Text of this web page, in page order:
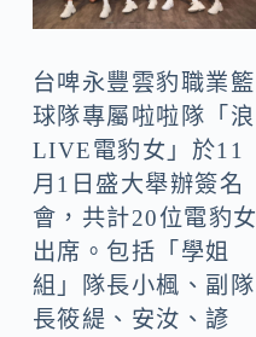
台啤永豐雲豹職業籃
球隊專屬啦啦隊「浪
LIVE電豹女」於11
月1日盛大舉辦簽名
會，共計20位電豹女
出席。包括「學姐
組」隊長小楓、副隊
長筱緹、安汝、諺